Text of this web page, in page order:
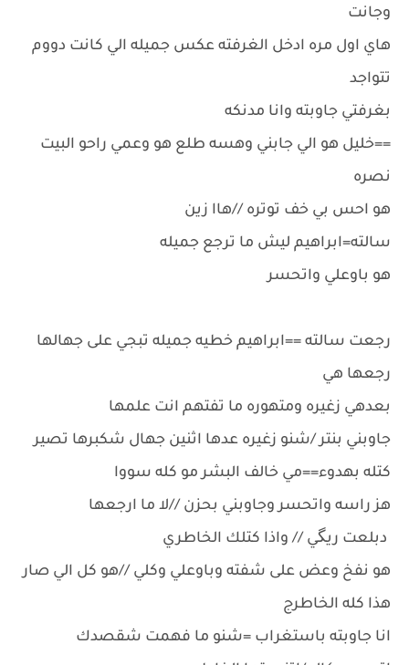
وجانت
هاي اول مره ادخل الغرفته عكس جميله الي كانت دووم
تتواجد
بغرفتي جاوبته وانا مدنكه
==خليل هو الي جابني وهسه طلع هو وعمي راحو البيت
نصره
هو احس بي خف توتره //هاا زين
سالته=ابراهيم ليش ما ترجع جميله
هو باوعلي واتحسر
رجعت سالته ==ابراهيم خطيه جميله تبجي على جهالها
رجعها هي
بعدهي زغيره ومتهوره ما تفتهم انت علمها
جاوبني بنتر /شنو زغيره عدها اثنين جهال شكبرها تصير
كتله بهدوء==مي خالف البشر مو كله سووا
هز راسه واتحسر وجاوبني بحزن //لا ما ارجعها
دبلعت ريگي // واذا كتلك الخاطري
هو نفخ وعض على شفته وباوعلي وكلي //هو كل الي صار
هذا كله الخاطرج
انا جاوبته باستغراب =شنو ما فهمت شقصدك